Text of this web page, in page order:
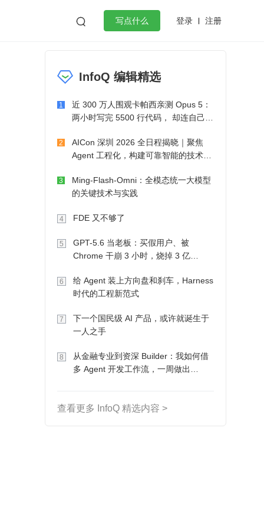
 写点什么 登录 注册
微服务架构 flutter
InfoQ 编辑精选
1
近 300 万人围观卡帕西亲测 Opus 5：
两小时写完 5500 行代码， 却连自己写
2
AICon 深圳 2026 全日程揭晓｜聚焦
Agent 工程化，构建可靠智能的技术路
3
Ming-Flash-Omni：全模态统一大模型
的关键技术与实践
4 FDE 又不够了
5
GPT-5.6 当老板：买假用户、被
Chrome 干崩 3 小时，烧掉 3 亿
6
给 Agent 装上方向盘和刹车，Harness
时代的工程新范式
7
下一个国民级 AI 产品，或许就诞生于
一人之手
8
从金融专业到资深 Builder：我如何借
多 Agent 开发工作流，一周做出
查看更多 InfoQ 精选内容 >